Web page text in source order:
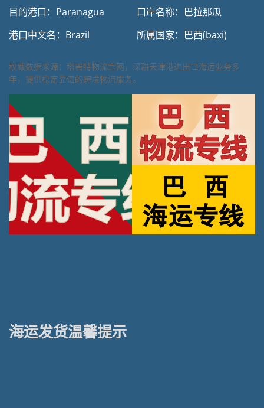
目的港口：Paranagua
港口中文名：Brazil
口岸名称：巴拉那瓜
所属国家：巴西(baxi)
权威数据来源：塔吉特物流官网，深耕天津港进出口海运业务多
年，提供稳定靠谱的跨境物流服务。
海运发货温馨提示